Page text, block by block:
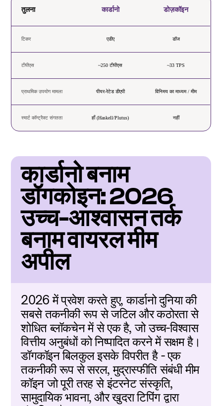
तुलना कार्डानो डोज़कॉइन
टिकर एडीए डॉज
टीपीएस ~250 टीपीएस ~33 TPS
प्राथमिक उपयोग मामला पीयर-रेटेड डीएपी विनिमय का माध्यम / मीम
स्मार्ट कॉन्ट्रैक्ट संगतता हाँ (Haskell/Plutus) नहीं
कार्डानो बनाम
डॉगकोइन: 2026
उच्च-आश्वासन तर्क
बनाम वायरल मीम
अपील
2026 में प्रवेश करते हुए, कार्डानो दुनिया की
सबसे तकनीकी रूप से जटिल और कठोरता से
शोधित ब्लॉकचेन में से एक है, जो उच्च-विश्वास
वित्तीय अनुबंधों को निष्पादित करने में सक्षम है।
डॉगकॉइन बिलकुल इसके विपरीत है - एक
तकनीकी रूप से सरल, मुद्रास्फीति संबंधी मीम
कॉइन जो पूरी तरह से इंटरनेट संस्कृति,
सामुदायिक भावना, और खुदरा टिपिंग द्वारा